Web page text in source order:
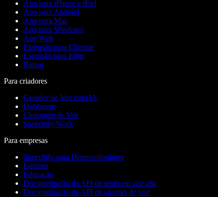
App para iPhone e iPad
App para Android
App para Mac
App para Windows
App Web
Extensão para Chrome
Extensão para Edge
Baixar
Para criadores
Gerador de Voz com IA
Dublagem
Clonagem de Voz
Speechify Work
Para empresas
Speechify para Desenvolvedores
Equipes
Educação
Documentação da API de texto em voz alta
Documentação da API de agentes de voz